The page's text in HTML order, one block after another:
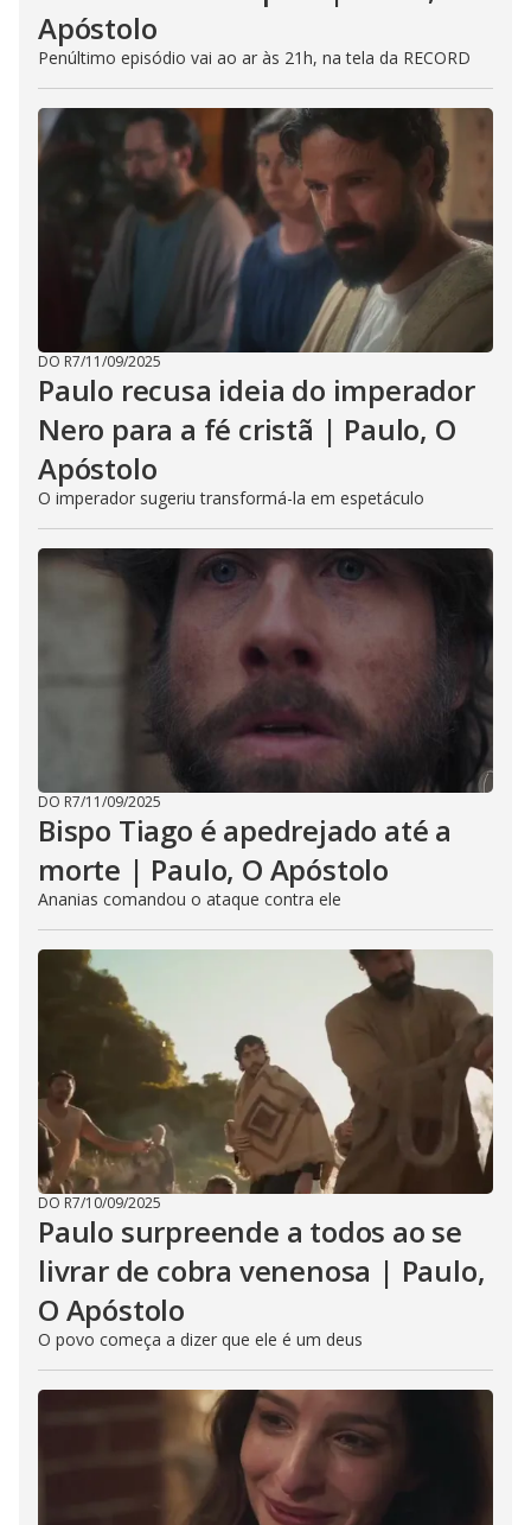
Apóstolo
Penúltimo episódio vai ao ar às 21h, na tela da RECORD
DO R7/11/09/2025
Paulo recusa ideia do imperador
Nero para a fé cristã | Paulo, O
Apóstolo
O imperador sugeriu transformá-la em espetáculo
DO R7/11/09/2025
Bispo Tiago é apedrejado até a
morte | Paulo, O Apóstolo
Ananias comandou o ataque contra ele
DO R7/10/09/2025
Paulo surpreende a todos ao se
livrar de cobra venenosa | Paulo,
O Apóstolo
O povo começa a dizer que ele é um deus